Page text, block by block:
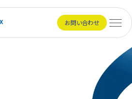
ProCX お問い合わせ
メニ